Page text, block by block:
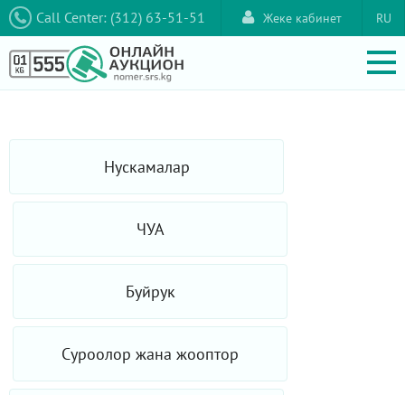
Call Center: (312) 63-51-51 RU
Жеке кабинет
Нускамалар
ЧУА
Буйрук
Суроолор жана жооптор